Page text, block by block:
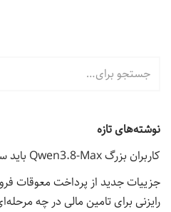
نوشته‌های تازه
کاربران بزرگ Qwen3.8-Max باید سهم درآمد بپردازند
جزییات جدید از پرداخت معوقات
رایزنی برای تامین مالی در چه